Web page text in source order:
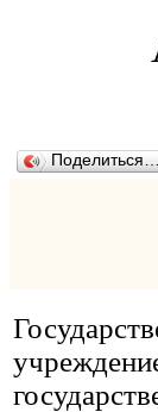
Поделиться…